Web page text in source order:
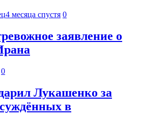
4 месяца спустя 0
заявление о
0
Лукашенко за
в